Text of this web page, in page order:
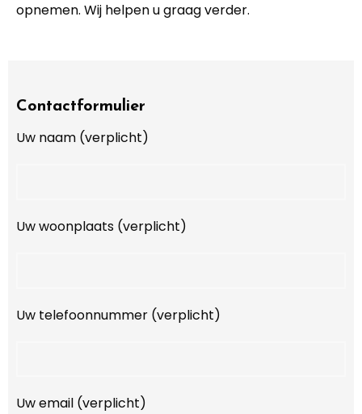
opnemen. Wij helpen u graag verder.
Contactformulier
Uw naam (verplicht)
Uw woonplaats (verplicht)
Uw telefoonnummer (verplicht)
Uw email (verplicht)